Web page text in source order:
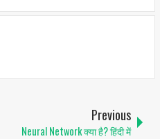
Previous
Neural Network क्या है? हिंदी में